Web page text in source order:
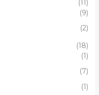
(11)
(9)
(2)
(18)
(1)
(7)
(1)